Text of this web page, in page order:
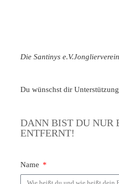
Die Santinys e.V.
Du wünschst dir
DANN BIST DU NUR
ENTFERNT!
Name